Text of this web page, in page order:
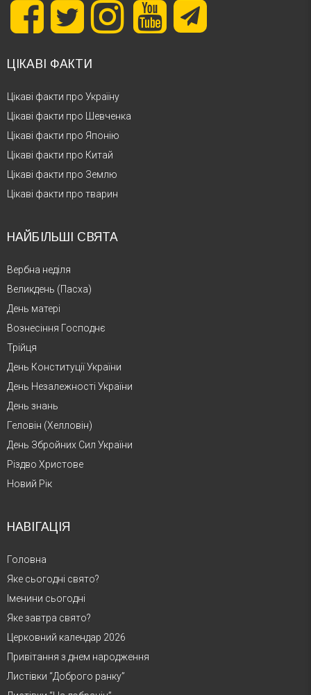
ЦІКАВІ ФАКТИ
Цікаві факти про Україну
Цікаві факти про Шевченка
Цікаві факти про Японію
Цікаві факти про Китай
Цікаві факти про Землю
Цікаві факти про тварин
НАЙБІЛЬШІ СВЯТА
Вербна неділя
Великдень (Пасха)
День матері
Вознесіння Господнє
Трійця
День Конституції України
День Незалежності України
День знань
Геловін (Хелловін)
День Збройних Сил України
Різдво Христове
Новий Рік
НАВІГАЦІЯ
Головна
Яке сьогодні свято?
Іменини сьогодні
Яке завтра свято?
Церковний календар 2026
Привітання з днем народження
Листівки “Доброго ранку”